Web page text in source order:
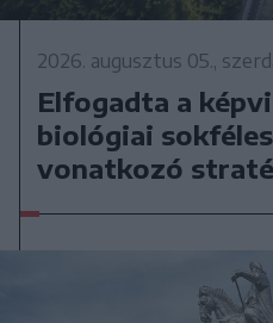
2026. augusztus 05.,
Elfogadta a
biológiai
vonatkozó